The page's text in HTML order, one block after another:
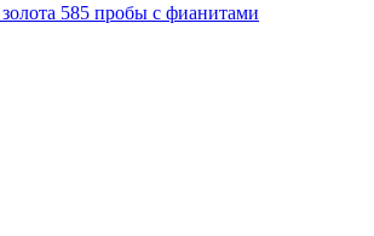
585 пробы с фианитами